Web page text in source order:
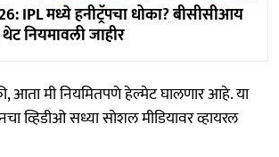
IPL मध्ये हनीट्रॅपचा धोका? बीसीसीआय
नियमावली जाहीर
आता मी नियमितपणे हेल्मेट घालणार आहे. या
व्हिडीओ सध्या सोशल मीडियावर व्हायरल